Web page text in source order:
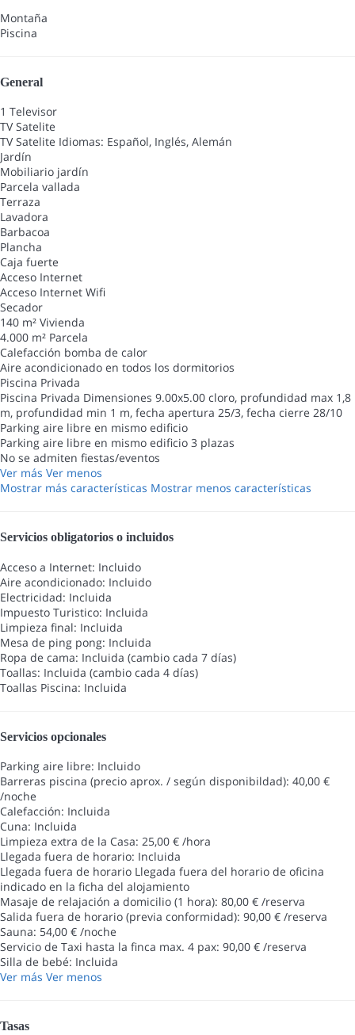
Montaña
Piscina
General
1 Televisor
TV Satelite
TV Satelite Idiomas: Español, Inglés, Alemán
Jardín
Mobiliario jardín
Parcela vallada
Terraza
Lavadora
Barbacoa
Plancha
Caja fuerte
Acceso Internet
Acceso Internet Wifi
Secador
140 m² Vivienda
4.000 m² Parcela
Calefacción bomba de calor
Aire acondicionado en todos los dormitorios
Piscina Privada
Piscina Privada Dimensiones 9.00x5.00 cloro, profundidad max 1,8
m, profundidad min 1 m, fecha apertura 25/3, fecha cierre 28/10
Parking aire libre en mismo edificio
Parking aire libre en mismo edificio 3 plazas
No se admiten fiestas/eventos
Ver más Ver menos
Mostrar más características Mostrar menos características
Servicios obligatorios o incluidos
Acceso a Internet: Incluido
Aire acondicionado: Incluido
Electricidad: Incluida
Impuesto Turistico: Incluida
Limpieza final: Incluida
Mesa de ping pong: Incluida
Ropa de cama: Incluida (cambio cada 7 días)
Toallas: Incluida (cambio cada 4 días)
Toallas Piscina: Incluida
Servicios opcionales
Parking aire libre: Incluido
Barreras piscina (precio aprox. / según disponibildad): 40,00 €
/noche
Calefacción: Incluida
Cuna: Incluida
Limpieza extra de la Casa: 25,00 € /hora
Llegada fuera de horario: Incluida
Llegada fuera de horario Llegada fuera del horario de oficina
indicado en la ficha del alojamiento
Masaje de relajación a domicilio (1 hora): 80,00 € /reserva
Salida fuera de horario (previa conformidad): 90,00 € /reserva
Sauna: 54,00 € /noche
Servicio de Taxi hasta la finca max. 4 pax: 90,00 € /reserva
Silla de bebé: Incluida
Ver más Ver menos
Tasas